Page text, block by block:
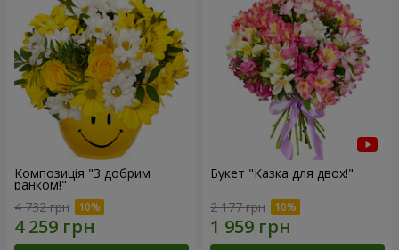
Композиція "З добрим
ранком!"
4 732 грн
Букет "Казка для двох!"
2 177 грн